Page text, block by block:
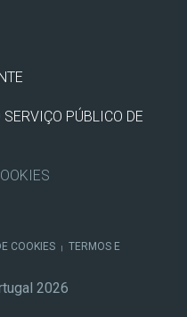
PÚBLICO DE
COOKIES |
TERMOS E
2026